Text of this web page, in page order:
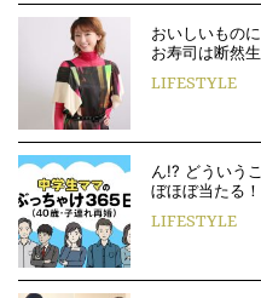
おいしいもの
お寿司は断然
LIFESTYLE
ん!? どういう
ぼほぼ当たる
LIFESTYLE